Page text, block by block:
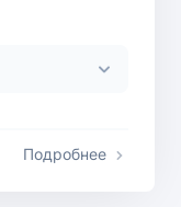
Подробнее